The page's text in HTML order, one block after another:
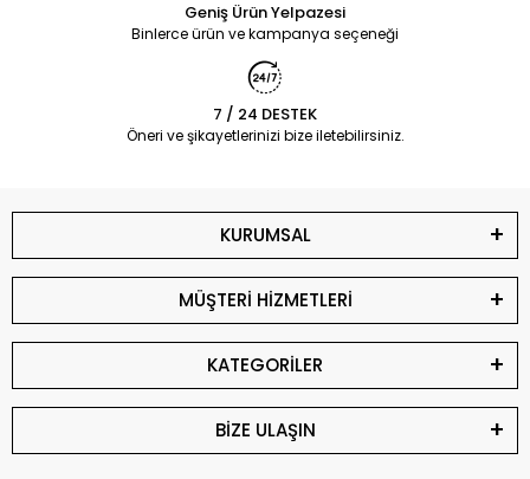
Geniş Ürün Yelpazesi
Binlerce ürün ve kampanya seçeneği
7 / 24 DESTEK
Öneri ve şikayetlerinizi bize iletebilirsiniz.
KURUMSAL
MÜŞTERİ HİZMETLERİ
KATEGORİLER
BİZE ULAŞIN